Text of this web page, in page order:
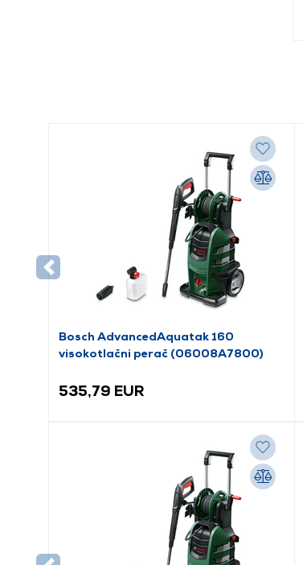
Bosch AdvancedAquatak 160
visokotlačni perač (06008A7800)
535,79 EUR